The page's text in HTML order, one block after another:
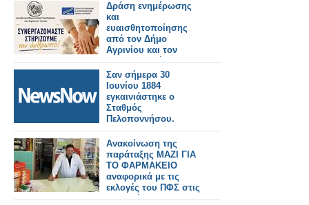
Δράση ενημέρωσης
και
ευαισθητοποίησης
από τον Δήμο
Αγρινίου και τον
ΣΕΕΔΑ με μήνυμα
«Συνεργαζόμαστε –
Στηρίζουμε τον
άνθρωπο»
Σαν σήμερα 30
Ιουνίου 1884
εγκαινιάστηκε ο
Σταθμός
Πελοποννήσου.
Ανακοίνωση της
παράταξης ΜΑΖΙ ΓΙΑ
ΤΟ ΦΑΡΜΑΚΕΙΟ
αναφορικά με τις
εκλογές του ΠΦΣ στις
28 Ιουνίου 2026